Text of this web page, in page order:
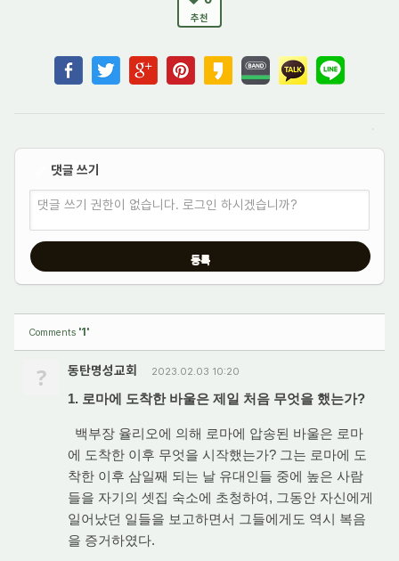
추천
댓글 쓰기
댓글 쓰기 권한이 없습니다. 로그인 하시겠습니까?
Comments '1'
? 동탄명성교회 2023.02.03 10:20
1. 로마에 도착한 바울은 제일 처음 무엇을 했는가?
백부장 율리오에 의해 로마에 압송된 바울은 로마
에 도착한 이후 무엇을 시작했는가? 그는 로마에 도
착한 이후 삼일째 되는 날 유대인들 중에 높은 사람
들을 자기의 셋집 숙소에 초청하여, 그동안 자신에게
일어났던 일들을 보고하면서 그들에게도 역시 복음
을 증거하였다.